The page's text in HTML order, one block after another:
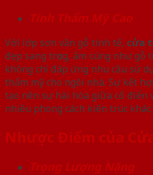
Tính Thẩm Mỹ Cao
Với lớp sơn vân gỗ tinh tế, cửa
đẹp sang trọng, ấm cúng như gỗ
không chỉ đáp ứng nhu cầu sử
thẩm mỹ cho ngôi nhà. Sự kết
tạo nên sự hài hòa giữa cổ điển
nhiều phong cách kiến trúc khác
Nhược Điểm của
Trọng Lượng Nặng